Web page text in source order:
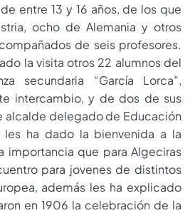
entre 13 y 16 años, de los que
ocho de Alemania y otros
de seis profesores.
la visita otros 22 alumnos del
secundaria “García Lorca”,
intercambio, y de dos de sus
alcalde delegado de Educación
les ha dado la bienvenida a la
importancia que para Algeciras
para jovenes de distintos
además les ha explicado
en 1906 la celebración de la